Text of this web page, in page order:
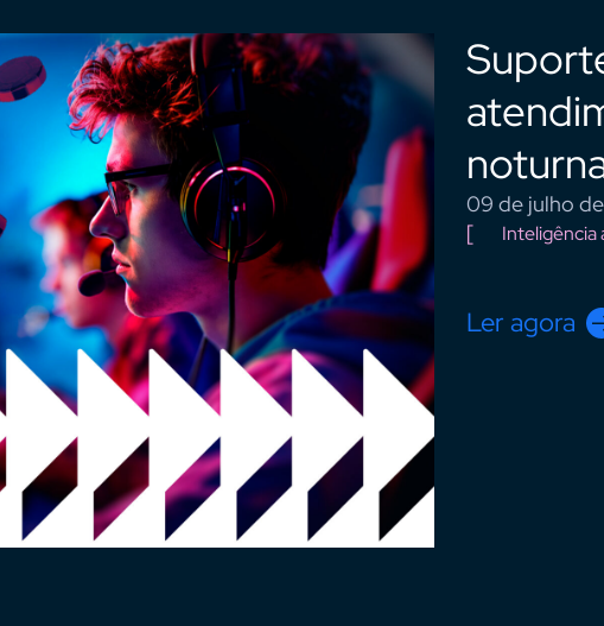
09 de julho
Inteligência
Ler agora